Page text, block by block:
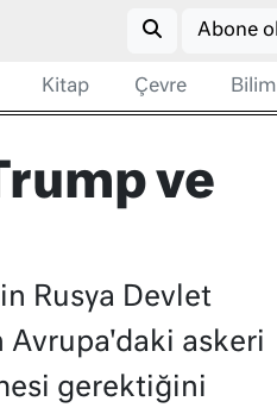
Abone ol
Kitap Çevre Bilim
ve
Rusya Devlet
Avrupa'daki askeri
gerektiğini